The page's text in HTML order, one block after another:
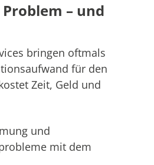
– und
bringen oftmals
für den
Zeit, Geld und
und
mit dem